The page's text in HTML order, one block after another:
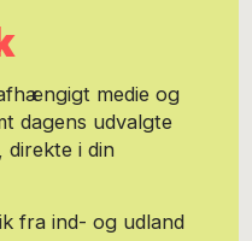
medie og
dagens udvalgte
direkte i din
fra ind- og udland